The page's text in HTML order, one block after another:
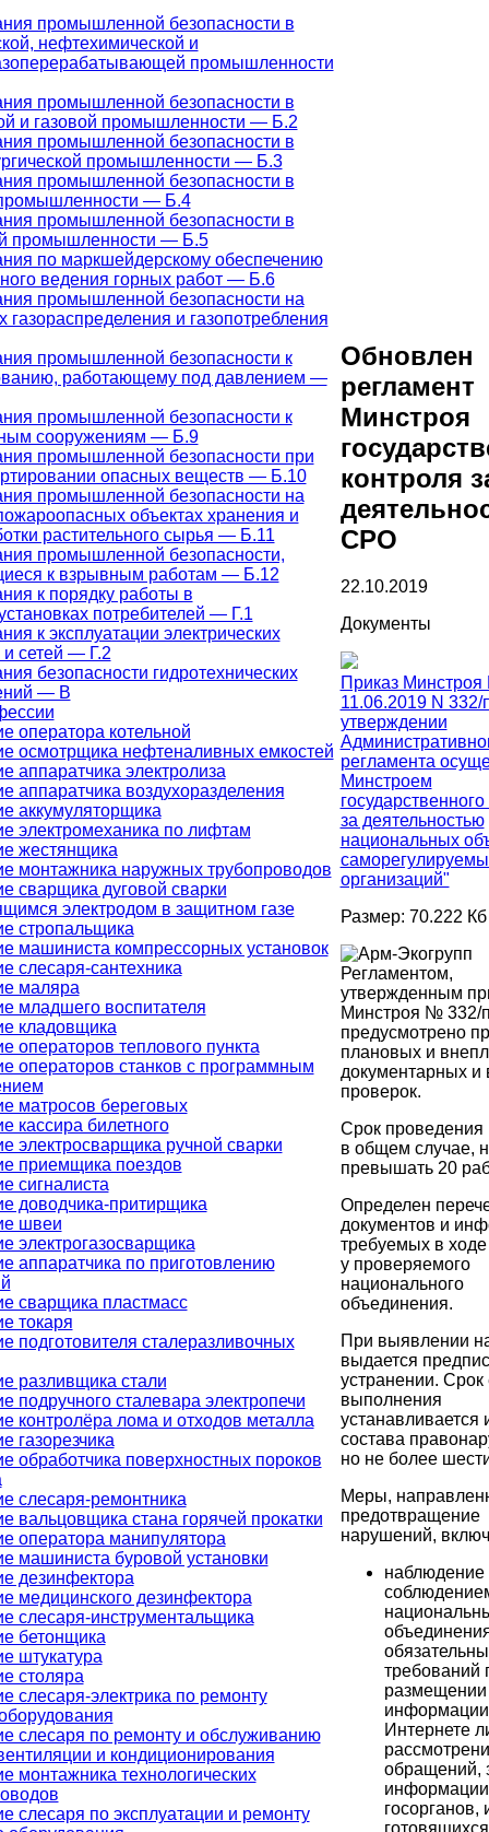
промышленной безопасности в
нефтехимической и
промышленности
промышленной безопасности в
и газовой промышленности — Б.2
промышленной безопасности в
промышленности — Б.3
промышленной безопасности в
— Б.4
промышленной безопасности в
промышленности — Б.5
по маркшейдерскому обеспечению
ведения горных работ — Б.6
промышленной безопасности на
газораспределения и газопотребления
промышленной безопасности к
работающему под давлением —
промышленной безопасности к
сооружениям — Б.9
промышленной безопасности при
опасных веществ — Б.10
промышленной безопасности на
объектах хранения и
растительного сырья — Б.11
промышленной безопасности,
к взрывным работам — Б.12
к порядку работы в
потребителей — Г.1
к эксплуатации электрических
и сетей — Г.2
безопасности гидротехнических
— В
оператора котельной
осмотрщика нефтеналивных емкостей
аппаратчика электролиза
аппаратчика воздухоразделения
аккумуляторщика
электромеханика по лифтам
жестянщика
монтажника наружных трубопроводов
сварщика дуговой сварки
электродом в защитном газе
стропальщика
машиниста компрессорных установок
слесаря-сантехника
маляра
младшего воспитателя
кладовщика
операторов теплового пункта
операторов станков с программным
матросов береговых
кассира билетного
электросварщика ручной сварки
приемщика поездов
сигналиста
доводчика-притирщика
швеи
электрогазосварщика
аппаратчика по приготовлению
сварщика пластмасс
токаря
подготовителя сталеразливочных
разливщика стали
подручного сталевара электропечи
контролёра лома и отходов металла
газорезчика
обработчика поверхностных пороков
слесаря-ремонтника
вальцовщика стана горячей прокатки
оператора манипулятора
машиниста буровой установки
дезинфектора
медицинского дезинфектора
слесаря-инструментальщика
бетонщика
штукатура
столяра
слесаря-электрика по ремонту
слесаря по ремонту и обслуживанию
и кондиционирования
монтажника технологических
слесаря по эксплуатации и ремонту
Обновлен
регламент
Минстроя
контроля
СРО
22.10.2019
Документы
Приказ Минстроя
11.06.2019 N
утверждении
регламента
Минстроем
за деятельностью
национальных
организаций"
Размер: 70.222 Кб
Регламентом,
утвержденным
Минстроя № 332/
предусмотрено
плановых и
документарных и
проверок.
Срок проведения
в общем случае,
превышать 20
Определен
документов и
требуемых в
у проверяемого
национального
объединения.
При выявлении
выдается
устранении. Срок
выполнения
устанавливается
состава
но не более
Меры,
предотвращение
нарушений,
наблюдение
требований
размещении
Интернете
обращений,
информации
готовящихся